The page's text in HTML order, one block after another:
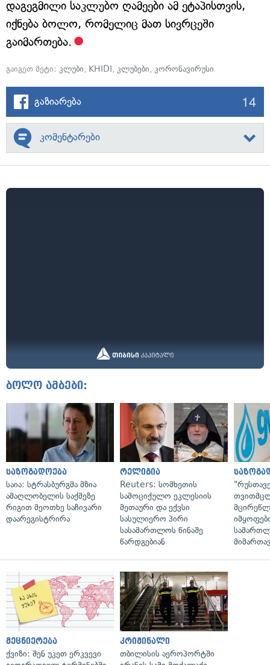
დაგეგმილი საკლუბო ღამეები ამ ეტაპისთვის,
იქნება ბოლო, რომელიც მათ სივრცეში
გაიმართება.
გაიგეთ მეტი: კლუბი, KHIDI, კლუბები, კორონავირუსი
გაზიარება 14
კომენტარები
ბოლო ამბები:
საზოგადოება
საია: სტრასბურგმა მზია
ამაღლობელის საქმეზე
რიგით მეოთხე საჩივარი
დაარეგისტრირა
რელიგია
Reuters: სომხეთის
სამოციქულო ეკლესიის
მეთაური და ექვსი
სასულიერო პირი
სასამართლოს წინაშე
წარდგებიან
მეცნიერება
ქვიზი: შენ უკეთ ერკვევი
კრიმინალი
თბილისის აეროპორტში